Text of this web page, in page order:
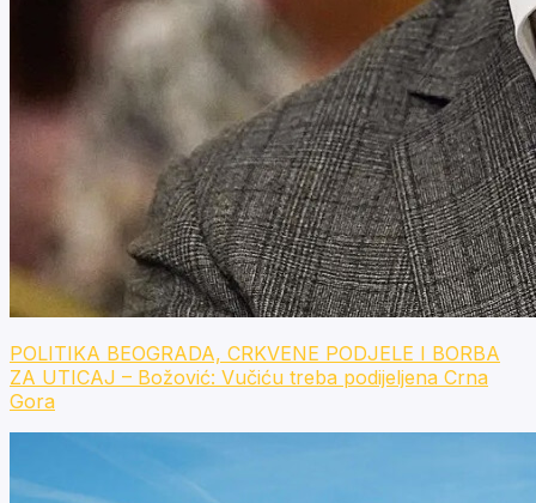
POLITIKA BEOGRADA, CRKVENE PODJELE I BORBA
ZA UTICAJ – Božović: Vučiću treba podijeljena Crna
Gora